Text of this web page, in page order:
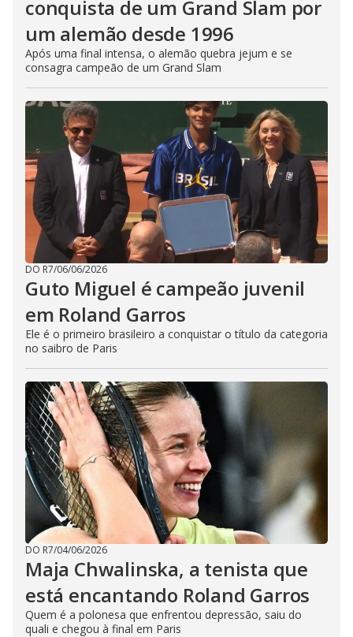
conquista de um Grand Slam por
um alemão desde 1996
Após uma final intensa, o alemão quebra jejum e se
consagra campeão de um Grand Slam
DO R7/06/06/2026
Guto Miguel é campeão juvenil
em Roland Garros
Ele é o primeiro brasileiro a conquistar o título da categoria
no saibro de Paris
DO R7/04/06/2026
Maja Chwalinska, a tenista que
está encantando Roland Garros
Quem é a polonesa que enfrentou depressão, saiu do
quali e chegou à final em Paris